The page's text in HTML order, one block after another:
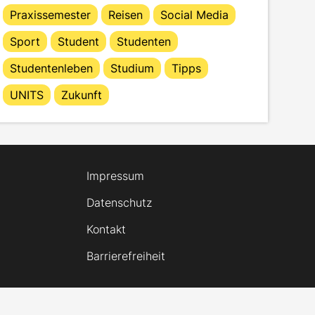
Praxissemester
Reisen
Social Media
Sport
Student
Studenten
Studentenleben
Studium
Tipps
UNITS
Zukunft
Impressum
Datenschutz
Kontakt
Barrierefreiheit